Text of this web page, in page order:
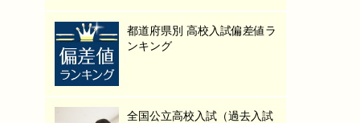
都道府県別 高校入試偏差値ラ
ンキング
全国公立高校入試（過去入試